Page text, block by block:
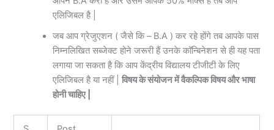
एलिजिबल है |
जब आप ग्रेजुएशन ( जैसे कि – B.A ) कर रहे होंगे तब आपके पास
निम्नलिखित सब्जेक्ट होने जरूरी हैं उनके कॉन्बिनेशन से ही यह पता
लगाया जा सकता है कि आप केंद्रीय विद्यालय टीजीटी के लिए
एलिजिबल है या नहीं |विषय के संयोजन में वैकल्पिक विषय और भाषा
होनी चाहिए |